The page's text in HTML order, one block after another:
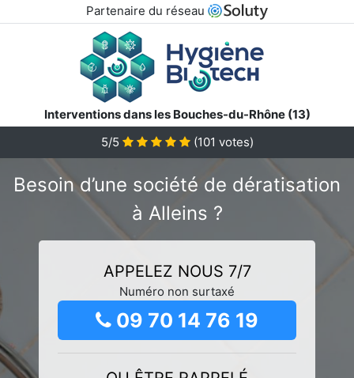
Partenaire du réseau
Interventions dans les Bouches-du-Rhône (13)
5/5
(101 votes)
Besoin d’une société de dératisation
à Alleins ?
APPELEZ NOUS 7/7
Numéro non surtaxé
09 70 14 76 19